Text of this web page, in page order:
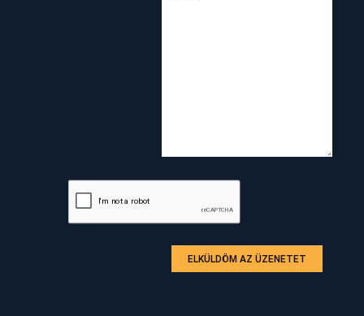
ELKÜLDÖM AZ ÜZENETET